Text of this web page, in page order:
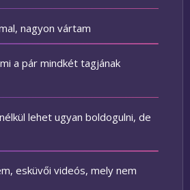
nagyon vártam
a pár mindkét tagjának
lehet ugyan boldogulni, de
esküvői videós, mely nem